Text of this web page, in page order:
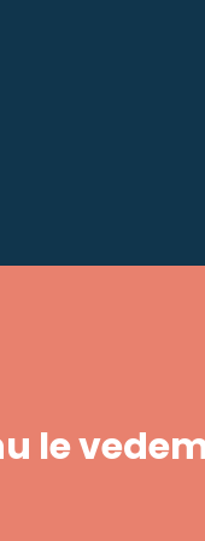
le